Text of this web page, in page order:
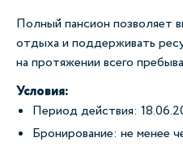
Полный пансион позволяет
отдыха и поддерживать
на протяжении всего
Условия:
Период действия:
Бронирование: не менее